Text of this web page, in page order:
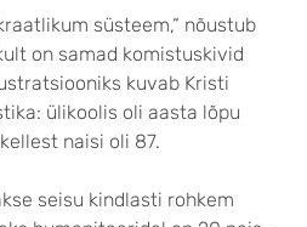
süsteem,“ nõustub
on samad komistuskivid
kuvab Kristi
ülikoolis oli aasta lõpu
naisi oli 87.
seisu kindlasti rohkem